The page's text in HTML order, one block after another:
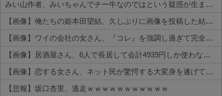
みい山作者、みいちゃんでチー牛なのではという疑惑が生まれるｗｗｗｗｗｗｗ
【画像】俺たちの姫本田望結、久しぶりに画像を投稿した結果→やっぱりワイらの姫だったw w w w w w w w w w
【画像】ワイの会社の女さん、『コレ』を強調し過ぎて完全にあたしこ枠を狙ってるんだがw w w w w w w w w w w w
【画像】居酒屋さん、6人で長居して会計4939円しか使わない客にお気持ち表明してしまう←コレどっちが悪いんや？？？？？？
【画像】恋する女さん、ネット民が驚愕する大変身を遂げてしまう←コレは凄過ぎるw w w w w w w w
【悲報】坂口杏里、逃走ｗｗｗｗｗｗｗｗｗｗｗ